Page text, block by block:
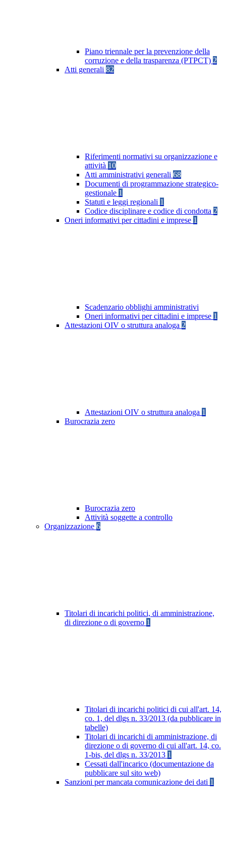
Piano triennale per la prevenzione della
corruzione e della trasparenza (PTPCT) 2
Atti generali 82
Riferimenti normativi su organizzazione e
attività 10
Atti amministrativi generali 68
Documenti di programmazione strategico-
gestionale 1
Statuti e leggi regionali 1
Codice disciplinare e codice di condotta 2
Oneri informativi per cittadini e imprese 1
Scadenzario obblighi amministrativi
Oneri informativi per cittadini e imprese 1
Attestazioni OIV o struttura analoga 2
Attestazioni OIV o struttura analoga 1
Burocrazia zero
Burocrazia zero
Attività soggette a controllo
Organizzazione 6
Titolari di incarichi politici, di amministrazione,
di direzione o di governo 1
Titolari di incarichi politici di cui all'art. 14,
co. 1, del dlgs n. 33/2013 (da pubblicare in
tabelle)
Titolari di incarichi di amministrazione, di
direzione o di governo di cui all'art. 14, co.
1-bis, del dlgs n. 33/2013 1
Cessati dall'incarico (documentazione da
pubblicare sul sito web)
Sanzioni per mancata comunicazione dei dati 1